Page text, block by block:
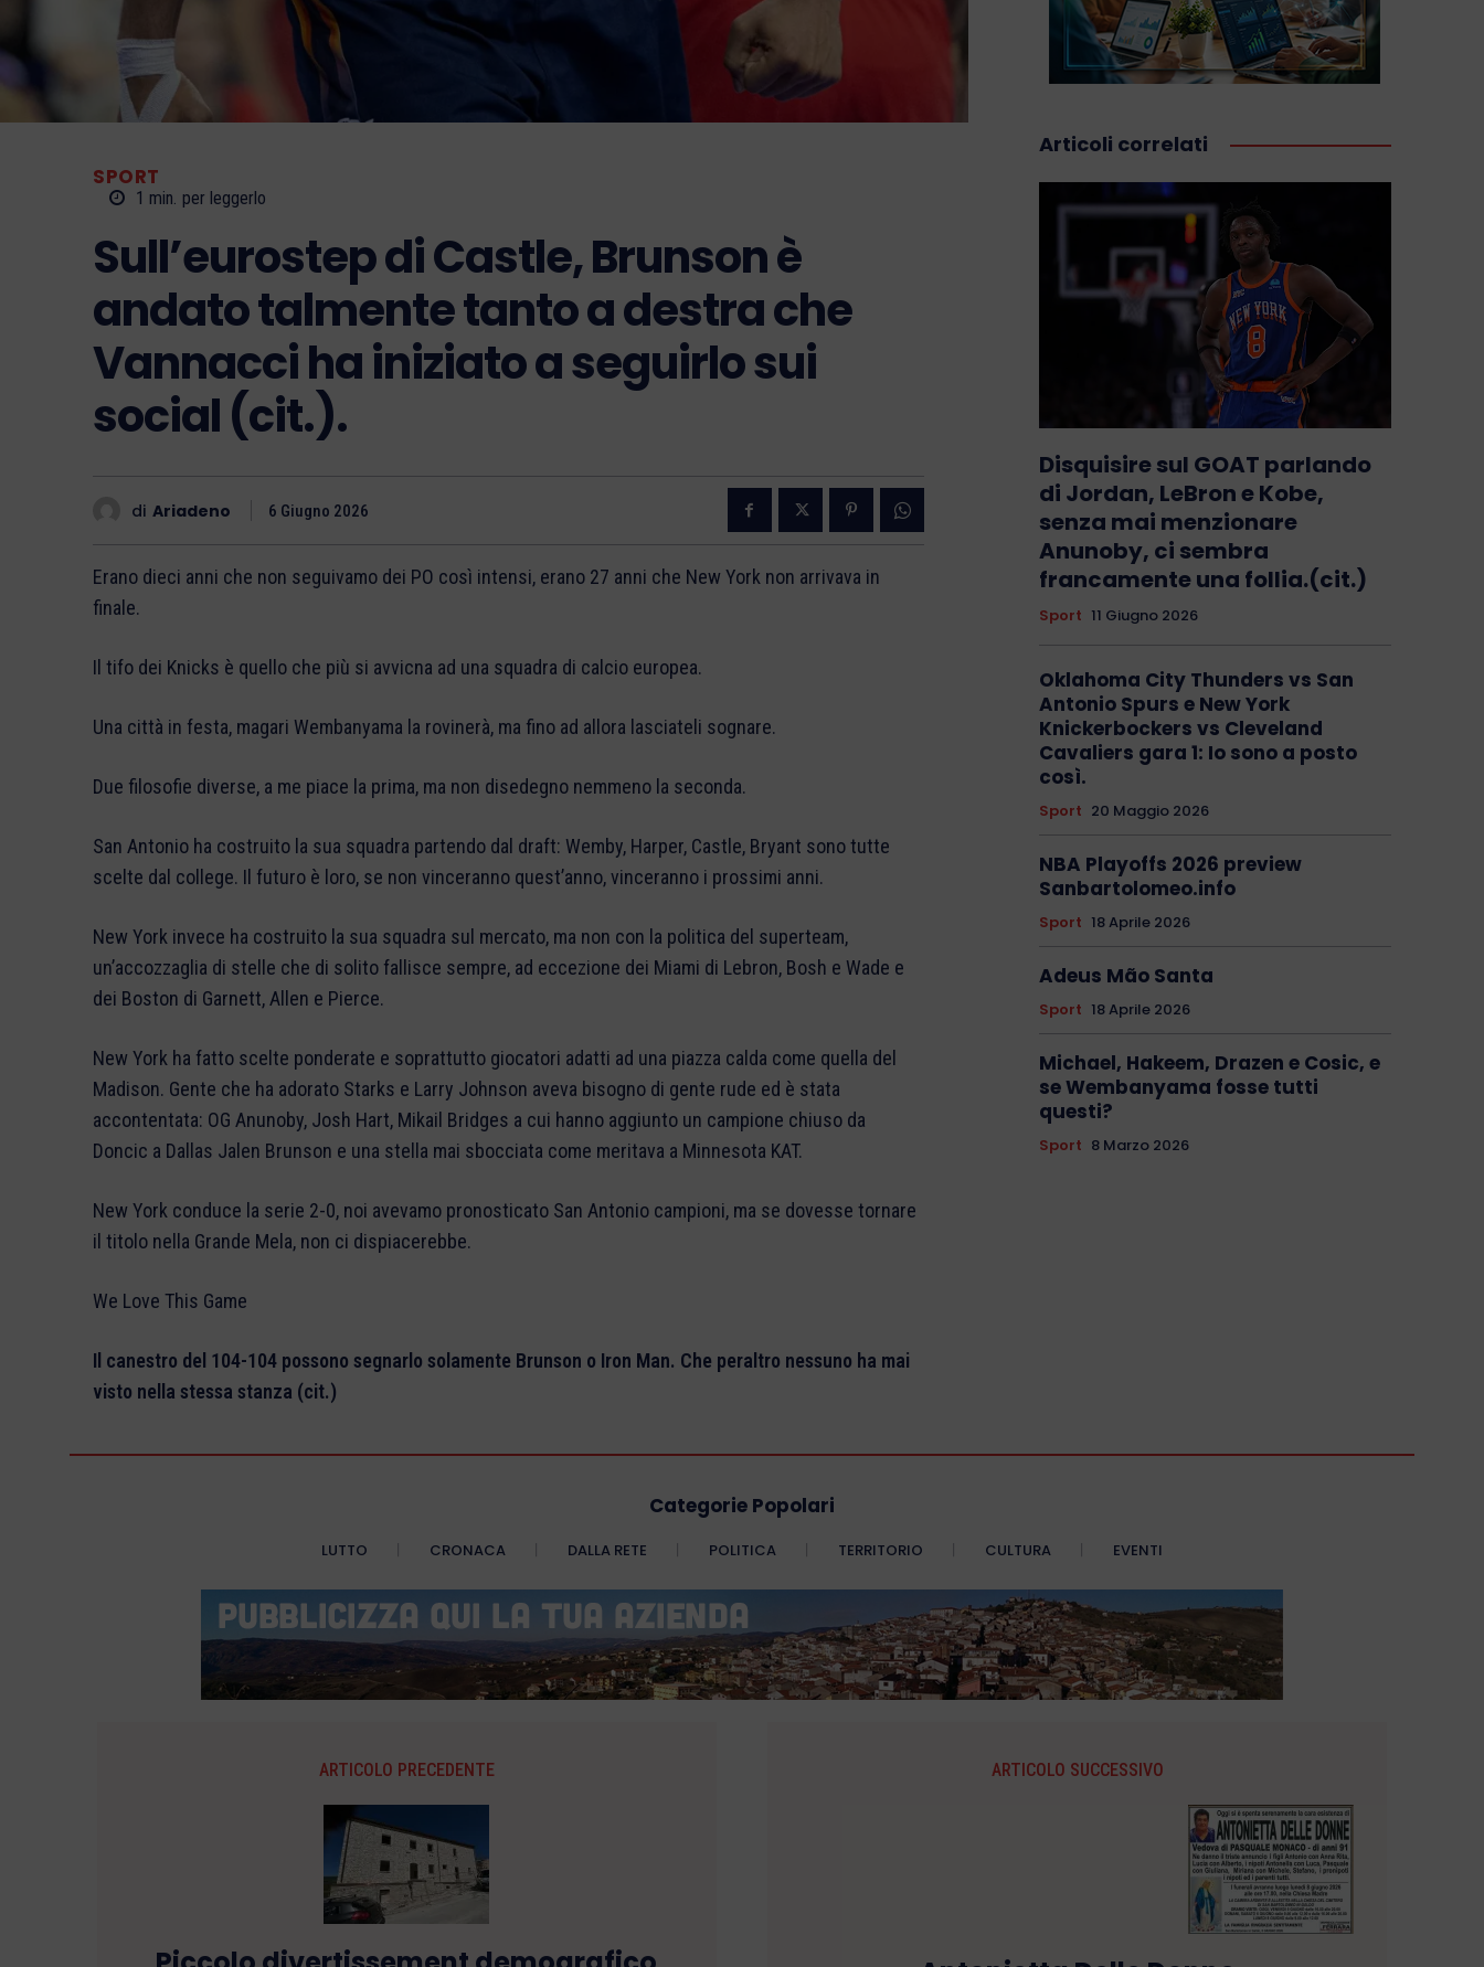
SPORT
1 min. per leggerlo
Sull’eurostep di Castle, Brunson è
andato talmente tanto a destra che
Vannacci ha iniziato a seguirlo sui
social (cit.).
di Ariadeno 6 Giugno 2026
Erano dieci anni che non seguivamo dei PO così intensi, erano 27 anni che New York non arrivava in
finale.
Il tifo dei Knicks è quello che più si avvicna ad una squadra di calcio europea.
Una città in festa, magari Wembanyama la rovinerà, ma fino ad allora lasciateli sognare.
Due filosofie diverse, a me piace la prima, ma non disedegno nemmeno la seconda.
San Antonio ha costruito la sua squadra partendo dal draft: Wemby, Harper, Castle, Bryant sono tutte
scelte dal college. Il futuro è loro, se non vinceranno quest’anno, vinceranno i prossimi anni.
New York invece ha costruito la sua squadra sul mercato, ma non con la politica del superteam,
un’accozzaglia di stelle che di solito fallisce sempre, ad eccezione dei Miami di Lebron, Bosh e Wade e
dei Boston di Garnett, Allen e Pierce.
New York ha fatto scelte ponderate e soprattutto giocatori adatti ad una piazza calda come quella del
Madison. Gente che ha adorato Starks e Larry Johnson aveva bisogno di gente rude ed è stata
accontentata: OG Anunoby, Josh Hart, Mikail Bridges a cui hanno aggiunto un campione chiuso da
Doncic a Dallas Jalen Brunson e una stella mai sbocciata come meritava a Minnesota KAT.
New York conduce la serie 2-0, noi avevamo pronosticato San Antonio campioni, ma se dovesse tornare
il titolo nella Grande Mela, non ci dispiacerebbe.
We Love This Game
Il canestro del 104-104 possono segnarlo solamente Brunson o Iron Man. Che peraltro nessuno ha mai
visto nella stessa stanza (cit.)
Articoli correlati
Disquisire sul GOAT parlando
di Jordan, LeBron e Kobe,
senza mai menzionare
Anunoby, ci sembra
francamente una follia.(cit.)
Sport 11 Giugno 2026
Oklahoma City Thunders vs San
Antonio Spurs e New York
Knickerbockers vs Cleveland
Cavaliers gara 1: Io sono a posto
così.
Sport 20 Maggio 2026
NBA Playoffs 2026 preview
Sanbartolomeo.info
Sport 18 Aprile 2026
Adeus Mão Santa
Sport 18 Aprile 2026
Michael, Hakeem, Drazen e Cosic, e
se Wembanyama fosse tutti
questi?
Sport 8 Marzo 2026
Categorie Popolari
LUTTO CRONACA DALLA RETE POLITICA TERRITORIO CULTURA EVENTI
ARTICOLO PRECEDENTE ARTICOLO SUCCESSIVO